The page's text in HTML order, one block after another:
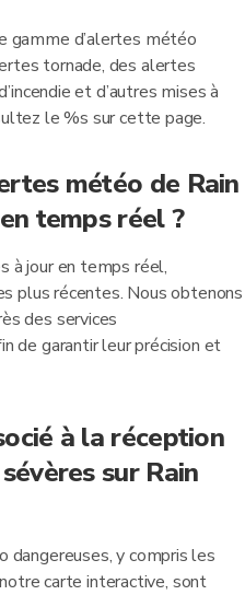
gamme d’alertes météo
tornade, des alertes
et d’autres mises à
le %s sur cette page.
météo de Rain
temps réel ?
à jour en temps réel,
plus récentes. Nous obtenons
des services
de garantir leur précision et
à la réception
sur Rain
y compris les
carte interactive, sont